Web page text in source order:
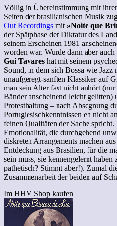
Völlig in Übereinstimmung mit
Seiten der brasilianischen Musik
Out Recordings mit »Noite que
der Spätphase der Diktatur des
seinem Erscheinen 1981
worden war. Wurde dann aber
Gui Tavares hat mit seinem
Sound, in dem sich Bossa wie Jazz
unaufgeregt-sanften Klassiker auf
man sein Alter fast nicht anhört
Bänder anscheinend leicht gelitten)
Protesthaltung – nach Absegnung
Portugiesischkenntnissen eh nicht
feinen Qualitäten der Sache
Emotionalität, die durchgehend
diskreten Arrangements machen
Entdeckung aus Brasilien, für die
sein muss, sie kennengelernt
pathetisch? Stimmt aber!). Zumal
Zusammenarbeit der beiden auf
Im HHV Shop kaufen